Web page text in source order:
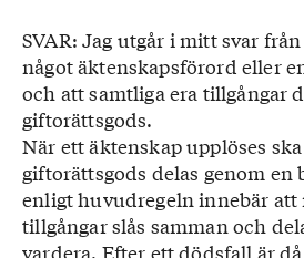
SVAR: Jag utgår i mitt svar
något äktenskapsförord eller
och att samtliga era tillgångar
giftorättsgods.
När ett äktenskap upplöses
giftorättsgods delas genom en
enligt huvudregeln innebär att
tillgångar slås samman och
vardera. Efter ett dödsfall är